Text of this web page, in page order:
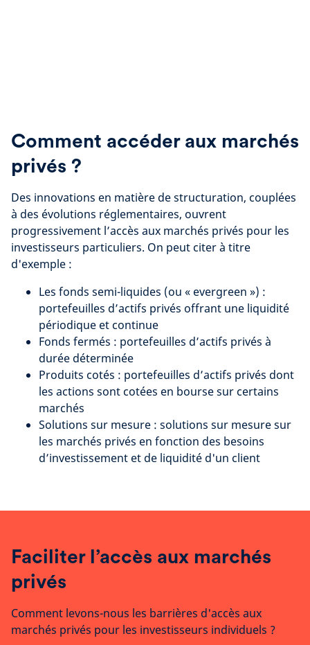
Comment accéder aux marchés
privés ?
Des innovations en matière de structuration, couplées
à des évolutions réglementaires, ouvrent
progressivement l’accès aux marchés privés pour les
investisseurs particuliers. On peut citer à titre
d'exemple :
Les fonds semi-liquides (ou « evergreen ») :
portefeuilles d’actifs privés offrant une liquidité
périodique et continue
Fonds fermés : portefeuilles d’actifs privés à
durée déterminée
Produits cotés : portefeuilles d’actifs privés dont
les actions sont cotées en bourse sur certains
marchés
Solutions sur mesure : solutions sur mesure sur
les marchés privés en fonction des besoins
d’investissement et de liquidité d'un client
Faciliter l’accès aux marchés
privés
Comment levons-nous les barrières d'accès aux
marchés privés pour les investisseurs individuels ?